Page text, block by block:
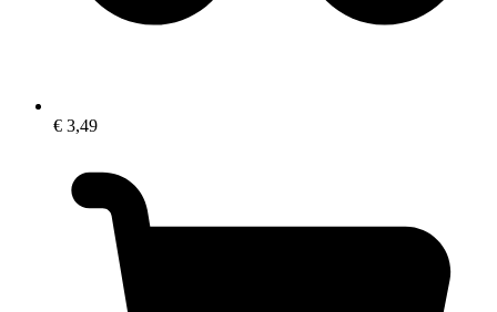
€ 3,49